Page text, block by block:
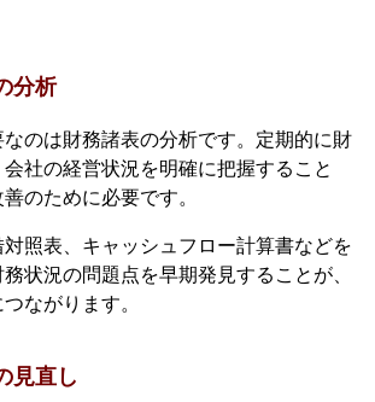
分析
なのは財務諸表の分析です。定期的に財
社の経営状況を明確に把握すること
のために必要です。
照表、キャッシュフロー計算書などを
状況の問題点を早期発見することが、
ながります。
見直し